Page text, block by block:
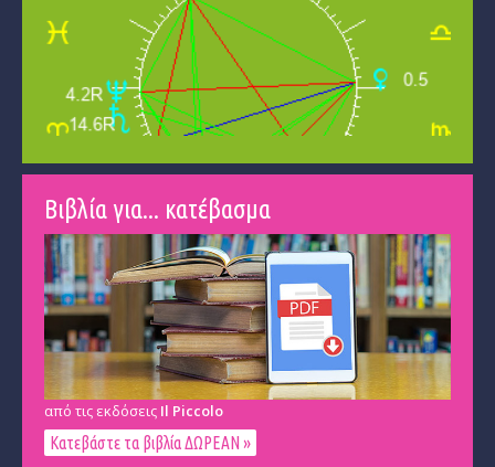
Βιβλία για... κατέβασμα
από τις εκδόσεις Il Piccolo
Κατεβάστε τα βιβλία ΔΩΡΕΑΝ »